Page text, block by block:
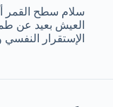
سلام سطح القمر
العيش بعيد عن
الإستقرار النفسي